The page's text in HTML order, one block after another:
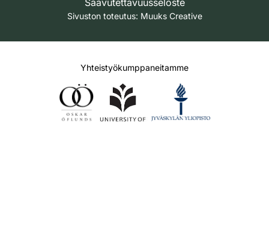
Sivuston toteutus: Muuks Creative
Yhteistyökumppaneitamme